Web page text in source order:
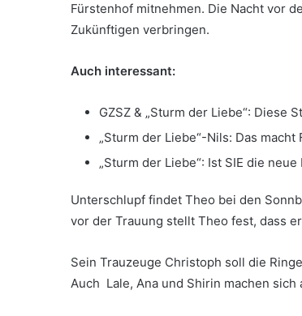
Fürstenhof mitnehmen. Die Nacht vor
Zukünftigen verbringen.
Auch interessant:
GZSZ & „Sturm der Liebe“: Diese
„Sturm der Liebe“-Nils: Das
„Sturm der Liebe“: Ist SIE die
Unterschlupf findet Theo bei den
vor der Trauung stellt Theo fest, dass
Sein Trauzeuge Christoph soll die
Auch Lale, Ana und Shirin machen